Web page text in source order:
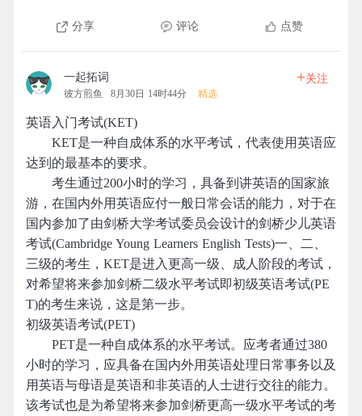
分享 评论 点赞
一起拓词
彼方煎鱼 8月30日 14时44分 精选
+关注
英语入门考试(KET)
KET是一种自成体系的水平考试，代表使用英语应
达到的最基本的要求。
考生通过200小时的学习，具备到讲英语的国家旅
游，在国内外用英语应付一般日常会话的能力，对于在
国内参加了由剑桥大学考试委员会设计的剑桥少儿英语
考试(Cambridge Young Learners English Tests)一、二、
三级的考生，KET是进入更高一级、成人阶段的考试，
对希望将来参加剑桥二级水平考试即初级英语考试(PE
T)的考生来说，这是第一步。
初级英语考试(PET)
PET是一种自成体系的水平考试。应考者通过380
小时的学习，应具备在国内外用英语处理日常事务以及
用英语与母语是英语和非英语的人士进行交往的能力。
该考试也是为希望将来参加剑桥更高一级水平考试的考